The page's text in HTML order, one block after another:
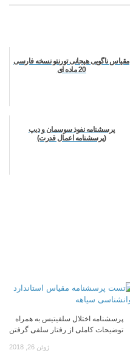
مقیاس ناگویی هیجانی تورنتو نسخه فارسی
20 ماده ای
پرسشنامه نفوذ سوسمان و دیپ
(پرسشنامه اعمال قدرت)
پرسشنامه اختلال سلفیتیس به همراه
توضیحات کاملی از رفتار سلفی گرفتن
ژوئن 26, 2018